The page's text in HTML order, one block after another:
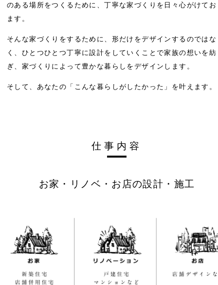
のある場所をつくるために、丁寧な家づくりを日々心がけてお
ます。
そんな家づくりをするために、形だけをデザインするのではな
く、ひとつひとつ丁寧に設計をしていくことで家族の想いを紡
ぎ、家づくりによって豊かな暮らしをデザインします。
そして、あなたの「こんな暮らしがしたかった」を叶えます。
仕事内容
お家・リノベ・お店の設計・施工